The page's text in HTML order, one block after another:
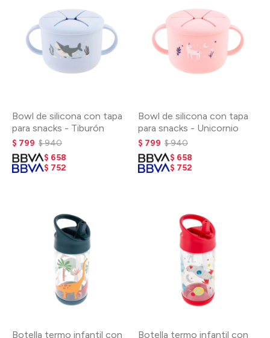
Bowl de silicona con tapa
para snacks - Tiburón
$ 799 $940
$ 658
$ 752
Bowl de silicona con tapa
para snacks - Unicornio
$ 799 $940
$ 658
$ 752
Botella termo infantil con Botella termo infantil con